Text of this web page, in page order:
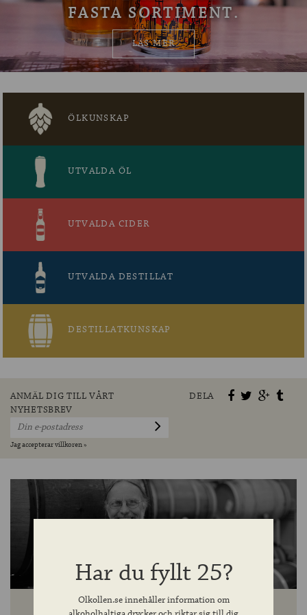
OM ÖLKOLLEN
KONTAKTA OSS
FASTA SORTIMENT.
LÄS MER
ÖLKUNSKAP
UTVALDA ÖL
UTVALDA CIDER
UTVALDA DESTILLAT
DESTILLATKUNSKAP
ANMÄL DIG TILL VÅRT
NYHETSBREV
Jag accepterar villkoren »
DELA
Har du fyllt 25?
Olkollen.se innehåller information om